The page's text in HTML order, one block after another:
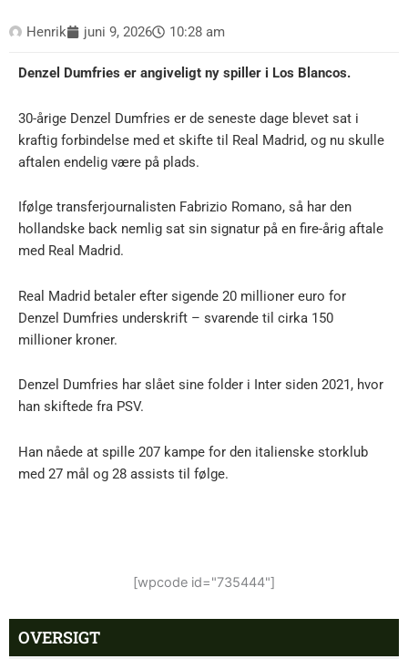
Henrik juni 9, 2026 10:28 am
Denzel Dumfries er angiveligt ny spiller i Los Blancos.
30-årige Denzel Dumfries er de seneste dage blevet sat i
kraftig forbindelse med et skifte til Real Madrid, og nu skulle
aftalen endelig være på plads.
Ifølge transferjournalisten Fabrizio Romano, så har den
hollandske back nemlig sat sin signatur på en fire-årig aftale
med Real Madrid.
Real Madrid betaler efter sigende 20 millioner euro for
Denzel Dumfries underskrift – svarende til cirka 150
millioner kroner.
Denzel Dumfries har slået sine folder i Inter siden 2021, hvor
han skiftede fra PSV.
Han nåede at spille 207 kampe for den italienske storklub
med 27 mål og 28 assists til følge.
[wpcode id="735444"]
OVERSIGT